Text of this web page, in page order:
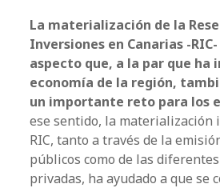
l
a
t
e
r
a
l
La materialización de la
Inversiones en Canarias -
aspecto que, a la par que ha
economía de la región,
un importante reto para los
ese sentido, la materialización
RIC, tanto a través de la
públicos como de las
privadas, ha ayudado a que se